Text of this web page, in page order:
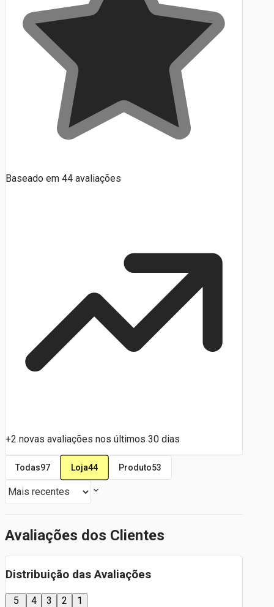
Baseado em 44 avaliações
+2 novas avaliações nos últimos 30 dias
Todas97 Loja44 Produto53
Avaliações dos Clientes
Distribuição das Avaliações
5
4
3
2
1